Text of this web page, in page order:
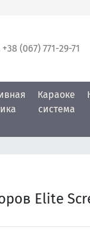
+38 (067) 771-29-71
Караоке
система
Elite